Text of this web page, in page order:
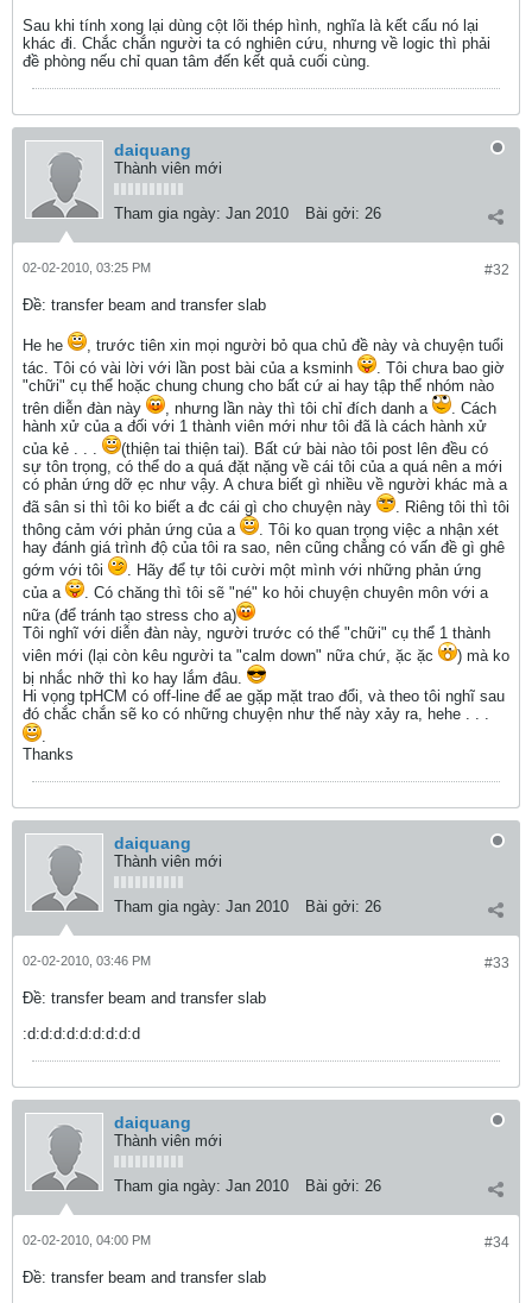
Sau khi tính xong lại dùng cột lõi thép hình, nghĩa là kết cấu nó lại
khác đi. Chắc chắn người ta có nghiên cứu, nhưng về logic thì phải
đề phòng nếu chỉ quan tâm đến kết quả cuối cùng.
daiquang
Thành viên mới
Tham gia ngày: Jan 2010 Bài gởi: 26
#32
02-02-2010, 03:25 PM
Ðề: transfer beam and transfer slab
He he
, trước tiên xin mọi người bỏ qua chủ đề này và chuyện tuổi
tác. Tôi có vài lời với lần post bài của a ksminh
. Tôi chưa bao giờ
"chữi" cụ thể hoặc chung chung cho bất cứ ai hay tập thể nhóm nào
trên diễn đàn này
, nhưng lần này thì tôi chỉ đích danh a
. Cách
hành xử của a đối với 1 thành viên mới như tôi đã là cách hành xử
của kẻ . . .
(thiện tai thiện tai). Bất cứ bài nào tôi post lên đều có
sự tôn trọng, có thể do a quá đặt nặng về cái tôi của a quá nên a mới
có phản ứng dỡ ẹc như vậy. A chưa biết gì nhiều về người khác mà a
đã sân si thì tôi ko biết a đc cái gì cho chuyện này
. Riêng tôi thì tôi
thông cảm với phản ứng của a
. Tôi ko quan trọng việc a nhận xét
hay đánh giá trình độ của tôi ra sao, nên cũng chẳng có vấn đề gì ghê
gớm với tôi
. Hãy để tự tôi cười một mình với những phản ứng
của a
. Có chăng thì tôi sẽ "né" ko hỏi chuyện chuyên môn với a
nữa (để tránh tạo stress cho a)
Tôi nghĩ với diễn đàn này, người trước có thể "chữi" cụ thể 1 thành
viên mới (lại còn kêu người ta "calm down" nữa chứ, ặc ặc
) mà ko
bị nhắc nhỡ thì ko hay lắm đâu.
Hi vọng tpHCM có off-line để ae gặp mặt trao đổi, và theo tôi nghĩ sau
đó chắc chắn sẽ ko có những chuyện như thế này xảy ra, hehe . . .
.
Thanks
daiquang
Thành viên mới
Tham gia ngày: Jan 2010 Bài gởi: 26
#33
02-02-2010, 03:46 PM
Ðề: transfer beam and transfer slab
:d:d:d:d:d:d:d:d:d
daiquang
Thành viên mới
Tham gia ngày: Jan 2010 Bài gởi: 26
#34
02-02-2010, 04:00 PM
Ðề: transfer beam and transfer slab